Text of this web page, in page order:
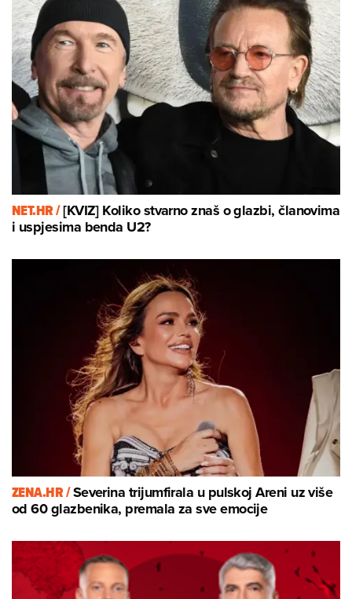
NET.HR /[KVIZ] Koliko stvarno znaš o glazbi, članovima
i uspjesima benda U2?
ZENA.HR /Severina trijumfirala u pulskoj Areni uz više
od 60 glazbenika, premala za sve emocije